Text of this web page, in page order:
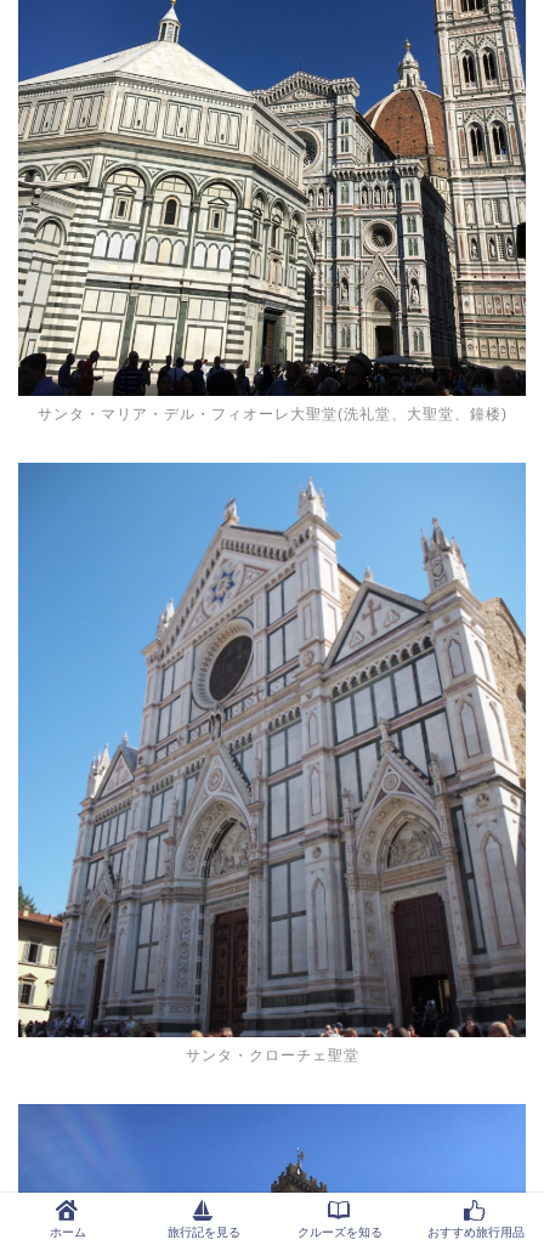
サンタ・マリア・デル・フィオーレ大聖堂(洗礼堂、大聖堂、鐘楼)
サンタ・クローチェ聖堂
ホーム 旅行記を見る クルーズを知る おすすめ旅行用品